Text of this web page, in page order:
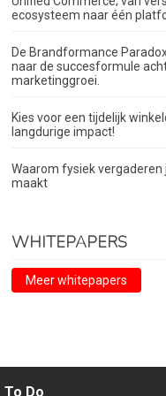
ecosysteem naar één
De Brandformance
naar de succesformule
marketinggroei.
Kies voor een tijdelijk
langdurige impact!
Waarom fysiek vergaderen
maakt
WHITEPAPERS
Meer whitepapers
To Do